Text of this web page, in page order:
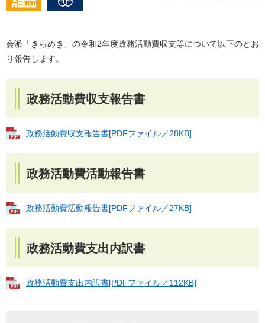
会派「きらめき」の令和2年度政務活動費収支等について以下のとお
り報告します。
政務活動費収支報告書
政務活動費収支報告書[PDFファイル／28KB]
政務活動費活動報告書
政務活動費活動報告書[PDFファイル／27KB]
政務活動費支出内訳書
政務活動費支出内訳書[PDFファイル／112KB]